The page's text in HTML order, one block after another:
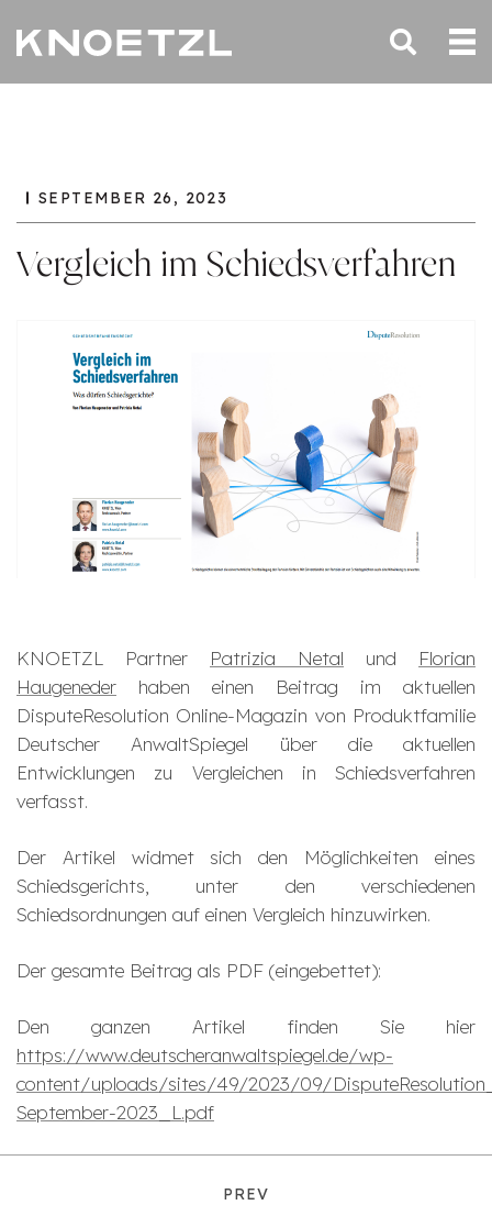
SEPTEMBER 26, 2023
Vergleich im Schiedsverfahren
KNOETZL Partner Patrizia Netal und Florian
Haugeneder haben einen Beitrag im aktuellen
DisputeResolution Online-Magazin von Produktfamilie
Deutscher AnwaltSpiegel über die aktuellen
Entwicklungen zu Vergleichen in Schiedsverfahren
verfasst.
Der Artikel widmet sich den Möglichkeiten eines
Schiedsgerichts, unter den verschiedenen
Schiedsordnungen auf einen Vergleich hinzuwirken.
Der gesamte Beitrag als PDF (eingebettet):
Den ganzen Artikel finden Sie hier
https://www.deutscheranwaltspiegel.de/wp-
content/uploads/sites/49/2023/09/
September-2023_L.pdf
PREV